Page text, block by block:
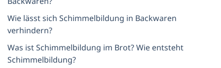
Wie lässt sich Schimmelbildung in Backwaren
verhindern?
Was ist Schimmelbildung im Brot? Wie entsteht
Schimmelbildung?